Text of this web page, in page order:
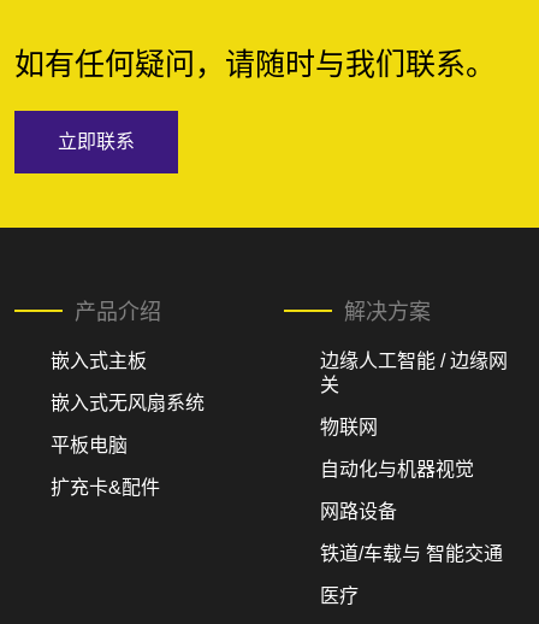
如有任何疑问，请随时与我们联系。
立即联系
产品介绍
嵌入式主板
嵌入式无风扇系统
平板电脑
扩充卡&配件
解决方案
边缘人工智能 / 边缘网
关
物联网
自动化与机器视觉
网路设备
铁道/车载与 智能交通
医疗